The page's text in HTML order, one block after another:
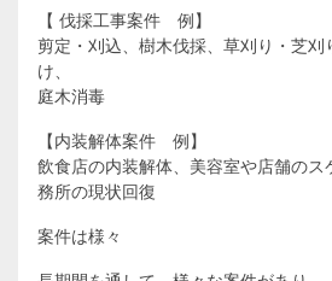
【 伐採工事案件 例】
剪定・刈込、樹木伐採、草刈り・芝刈
け、
庭木消毒
【内装解体案件 例】
飲食店の内装解体、美容室や店舗のス
務所の現状回復
案件は様々